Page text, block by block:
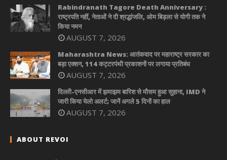
Rabindranath Tagore Death Anniversary :
राष्ट्रपति नहीं, नेताओं ने दी श्रद्धांजलि, ओम बिड़ला से योगी तक ने
किया नमन
AUGUST 7, 2026
Maharashtra News: आतंकवाद पर महाराष्ट्र सरकार का
बड़ा एक्शन, 114 कट्टरपंथी प्रकाशनों पर लगाया प्रतिबंध
AUGUST 7, 2026
दिल्ली-एनसीआर में झमाझम बारिश से मौसम हुआ सुहाना, IMD ने
जारी किया येलो अलर्ट; जानें अगले 5 दिनों का हाल
AUGUST 7, 2026
ABOUT REVOI